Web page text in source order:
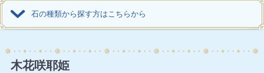
石の種類から探す方はこちらから
木花咲耶姫